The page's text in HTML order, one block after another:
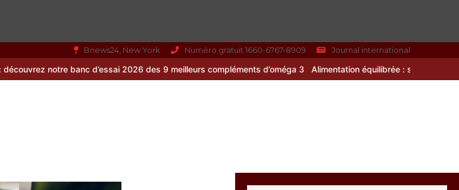
Bnews24, New York Numéro gratuit 1660-6767-8909 Journal international
2026 des 9 meilleurs compléments d’oméga 3 Alimentation équilibrée : ses bienfaits pour une santé
0 10 minutes